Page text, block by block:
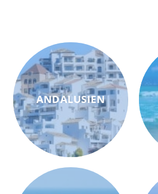
ANDALUSIEN